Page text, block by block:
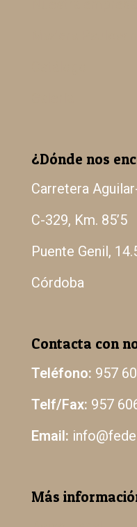
¿Dónde nos
Carretera
C-329, Km. 85’5
Puente Genil,
Córdoba
Contacta con
Teléfono: 957
Telf/Fax: 957
Email:
Más